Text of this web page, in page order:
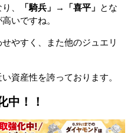
、
「騎兵」→「喜平」 とな
いですね。
やすく、また他のジュエリ
資産性を誇っております。
中！！